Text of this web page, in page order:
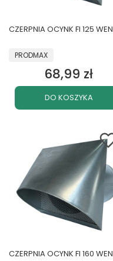
CZERPNIA OCYNK FI 125 WEN
PRODUCENT
PRODMAX
Cena
68,99 zł
DO KOSZYKA
CZERPNIA OCYNK FI 160 WEN